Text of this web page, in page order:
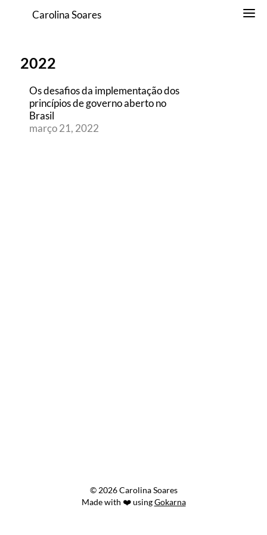
Carolina Soares
2022
Os desafios da implementação dos
princípios de governo aberto no
Brasil
março 21, 2022
© 2026 Carolina Soares
Made with ❤️ usingGokarna